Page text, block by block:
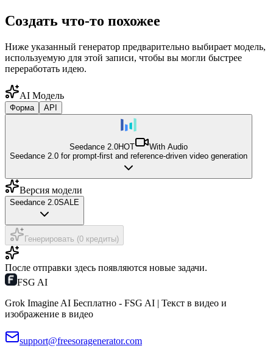
Создать что-то похожее
Ниже указанный генератор предварительно выбирает модель,
используемую для этой записи, чтобы вы могли быстрее
переработать идею.
AI Модель
Форма API
Seedance 2.0HOT
With Audio
Seedance 2.0 for prompt-first and reference-driven video generation
Версия модели
Seedance 2.0SALE
Генерировать (0 кредиты)
После отправки здесь появляются новые задачи.
FSG AI
Grok Imagine AI Бесплатно - FSG AI | Текст в видео и
изображение в видео
support@freesoragenerator.com